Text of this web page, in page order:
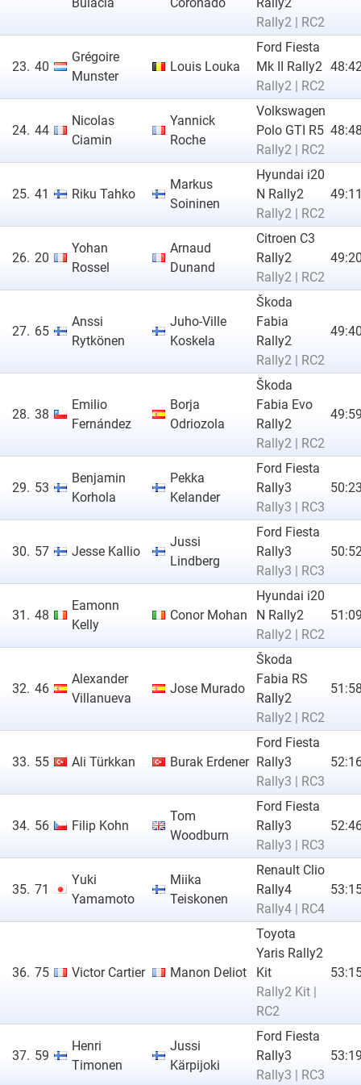
Rally2 | RC2
23. 40
Grégoire
Munster
Louis Louka
Ford Fiesta
Mk II Rally2
Rally2 | RC2
24. 44
Nicolas
Ciamin
Yannick
Roche
Volkswagen
Polo GTI R5
Rally2 | RC2
25. 41 Riku Tahko
Markus
Soininen
Hyundai i20
N Rally2
Rally2 | RC2
26. 20
Yohan
Rossel
Arnaud
Dunand
Citroen C3
Rally2
Rally2 | RC2
27. 65
Anssi
Rytkönen
Juho-Ville
Koskela
Škoda
Fabia
Rally2
Rally2 | RC2
28. 38
Emilio
Fernández
Borja
Odriozola
Škoda
Fabia Evo
Rally2
Rally2 | RC2
29. 53
Benjamin
Korhola
Pekka
Kelander
Ford Fiesta
Rally3
Rally3 | RC3
30. 57 Jesse Kallio
Jussi
Lindberg
Ford Fiesta
Rally3
Rally3 | RC3
31. 48
Eamonn
Kelly
Conor Mohan
Hyundai i20
N Rally2
Rally2 | RC2
32. 46
Alexander
Villanueva
Jose Murado
Škoda
Fabia RS
Rally2
Rally2 | RC2
33. 55 Ali Türkkan Burak Erdener
Ford Fiesta
Rally3
Rally3 | RC3
34. 56 Filip Kohn
Tom
Woodburn
Ford Fiesta
Rally3
Rally3 | RC3
35. 71
Yuki
Yamamoto
Miika
Teiskonen
Renault Clio
Rally4
Rally4 | RC4
36. 75 Victor Cartier Manon Deliot
Toyota
Yaris Rally2
Kit
Rally2 Kit |
RC2
37. 59
Henri
Timonen
Jussi
Kärpijoki
Ford Fiesta
Rally3
Rally3 | RC3